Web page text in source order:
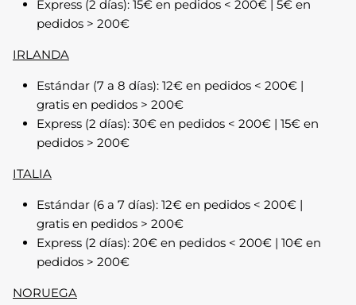
Express (2 días): 15€ en pedidos < 200€ | 5€ en
pedidos > 200€
IRLANDA
Estándar (7 a 8 días): 12€ en pedidos < 200€ |
gratis en pedidos > 200€
Express (2 días): 30€ en pedidos < 200€ | 15€ en
pedidos > 200€
ITALIA
Estándar (6 a 7 días): 12€ en pedidos < 200€ |
gratis en pedidos > 200€
Express (2 días): 20€ en pedidos < 200€ | 10€ en
pedidos > 200€
NORUEGA